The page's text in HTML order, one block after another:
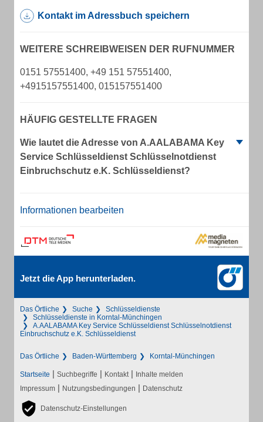
Kontakt im Adressbuch speichern
WEITERE SCHREIBWEISEN DER RUFNUMMER
0151 57551400, +49 151 57551400,
+4915157551400, 015157551400
HÄUFIG GESTELLTE FRAGEN
Wie lautet die Adresse von A.AALABAMA Key
Service Schlüsseldienst Schlüsselnotdienst
Einbruchschutz e.K. Schlüsseldienst?
Informationen bearbeiten
Jetzt die App herunterladen.
Das Örtliche Suche
Schlüsseldienste
Schlüsseldienste in Korntal-Münchingen
A.AALABAMA Key Service Schlüsseldienst Schlüsselnotdienst
Einbruchschutz e.K. Schlüsseldienst
Das Örtliche Baden-Württemberg Korntal-Münchingen
Startseite | Suchbegriffe | Kontakt | Inhalte melden
Impressum | Nutzungsbedingungen | Datenschutz
Datenschutz-Einstellungen